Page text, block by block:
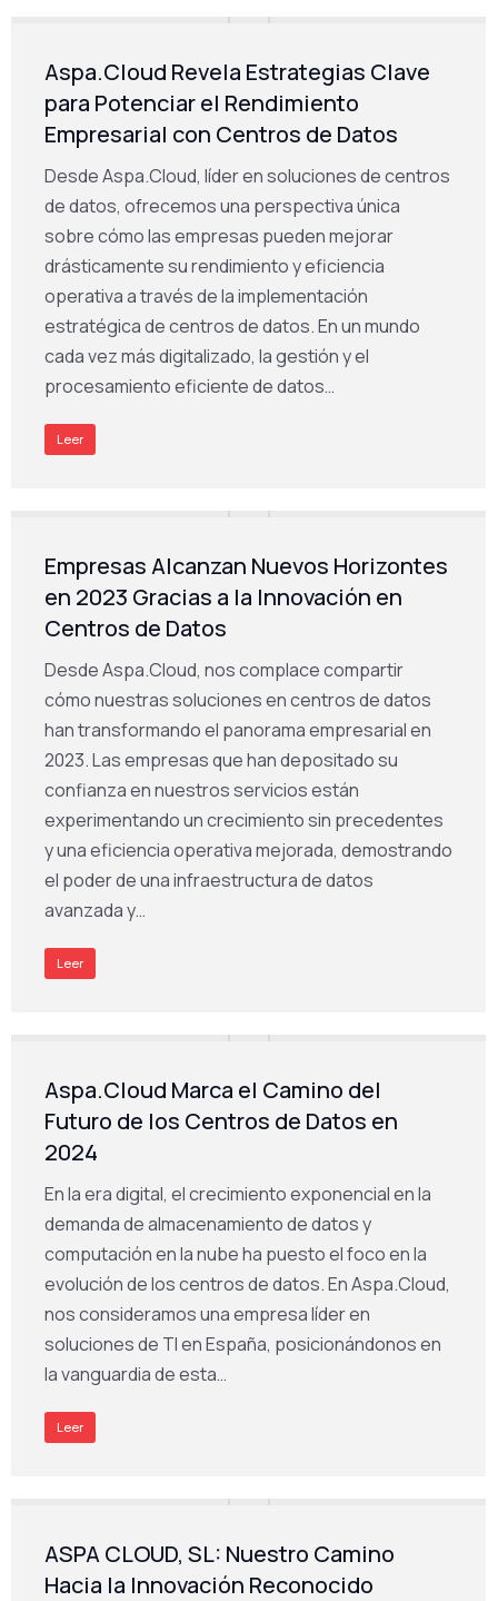
Aspa.Cloud Revela Estrategias Clave
para Potenciar el Rendimiento
Empresarial con Centros de Datos
Desde Aspa.Cloud, líder en soluciones de centros
de datos, ofrecemos una perspectiva única
sobre cómo las empresas pueden mejorar
drásticamente su rendimiento y eficiencia
operativa a través de la implementación
estratégica de centros de datos. En un mundo
cada vez más digitalizado, la gestión y el
procesamiento eficiente de datos…
Leer
Empresas Alcanzan Nuevos Horizontes
en 2023 Gracias a la Innovación en
Centros de Datos
Desde Aspa.Cloud, nos complace compartir
cómo nuestras soluciones en centros de datos
han transformando el panorama empresarial en
2023. Las empresas que han depositado su
confianza en nuestros servicios están
experimentando un crecimiento sin precedentes
y una eficiencia operativa mejorada, demostrando
el poder de una infraestructura de datos
avanzada y…
Leer
Aspa.Cloud Marca el Camino del
Futuro de los Centros de Datos en
2024
En la era digital, el crecimiento exponencial en la
demanda de almacenamiento de datos y
computación en la nube ha puesto el foco en la
evolución de los centros de datos. En Aspa.Cloud,
nos consideramos una empresa líder en
soluciones de TI en España, posicionándonos en
la vanguardia de esta…
Leer
ASPA CLOUD, SL: Nuestro Camino
Hacia la Innovación Reconocido